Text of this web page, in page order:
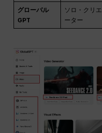
グローバル
GPT
ソロ・クリエ
ーター